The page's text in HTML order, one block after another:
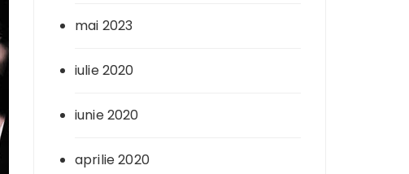
mai 2023
iulie 2020
iunie 2020
aprilie 2020